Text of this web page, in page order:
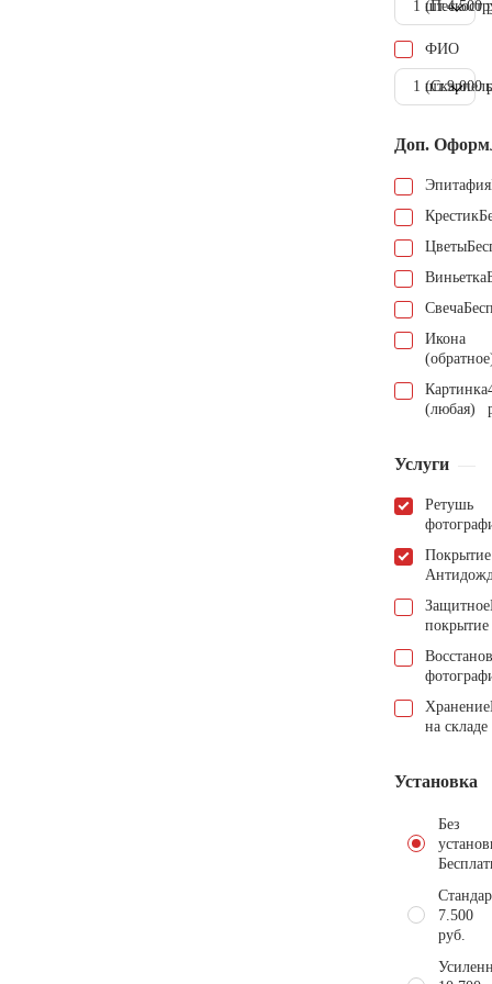
1 шт.4.500
ФИО
1 шт.9.000
Доп.
Эпитафия
Крестик
Цветы
Виньетка
Свеча
Икона
Картинка
(любая)
Услуги
Ретушь
Покрытие
Защитное
покрытие
Хранение
на складе
Установка
Без
7.500
руб.